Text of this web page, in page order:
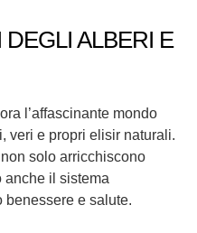
ALBERI E
l’affascinante mondo
veri e propri elisir naturali.
solo arricchiscono
anche il sistema
benessere e salute.